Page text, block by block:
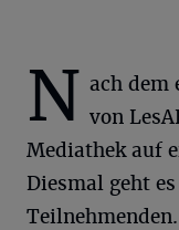
N ach dem
von
Mediathek auf
Diesmal geht
Teilnehmenden.